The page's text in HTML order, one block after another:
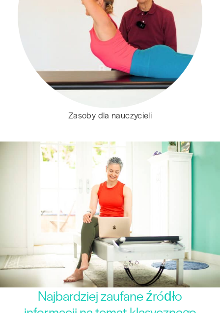
Zasoby dla nauczycieli
Najbardziej zaufane źródło